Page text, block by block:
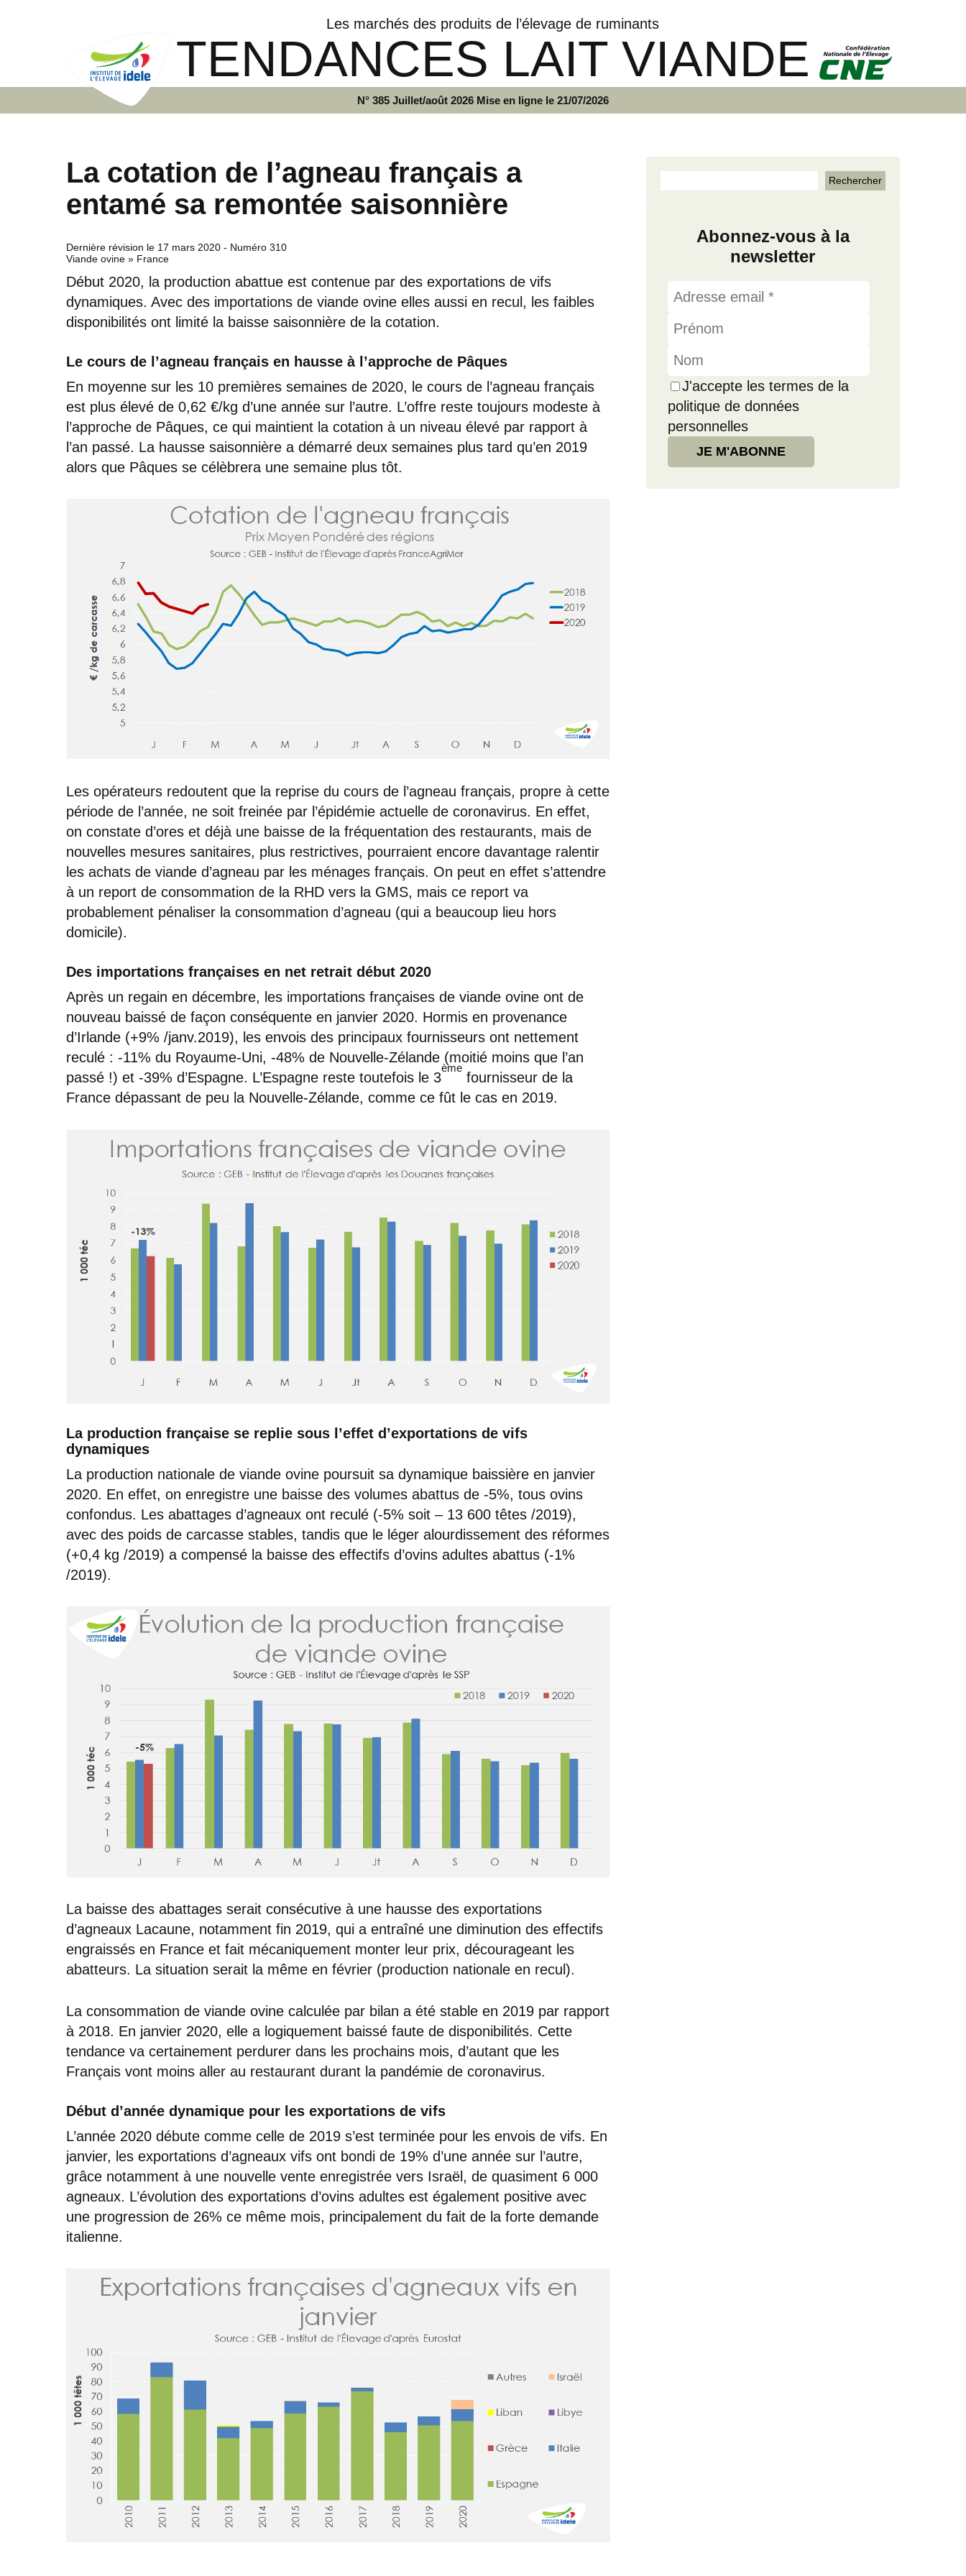
Les marchés des produits de l’élevage de ruminants
TENDANCES LAIT VIANDE
N° 385 Juillet/août 2026 Mise en ligne le 21/07/2026
La cotation de l’agneau français a
entamé sa remontée saisonnière
Dernière révision le 17 mars 2020 - Numéro 310
Viande ovine » France
Début 2020, la production abattue est contenue par des exportations de vifs
dynamiques. Avec des importations de viande ovine elles aussi en recul, les faibles
disponibilités ont limité la baisse saisonnière de la cotation.
Le cours de l’agneau français en hausse à l’approche de Pâques
En moyenne sur les 10 premières semaines de 2020, le cours de l’agneau français
est plus élevé de 0,62 €/kg d’une année sur l’autre. L’offre reste toujours modeste à
l’approche de Pâques, ce qui maintient la cotation à un niveau élevé par rapport à
l’an passé. La hausse saisonnière a démarré deux semaines plus tard qu’en 2019
alors que Pâques se célèbrera une semaine plus tôt.
Les opérateurs redoutent que la reprise du cours de l’agneau français, propre à cette
période de l’année, ne soit freinée par l’épidémie actuelle de coronavirus. En effet,
on constate d’ores et déjà une baisse de la fréquentation des restaurants, mais de
nouvelles mesures sanitaires, plus restrictives, pourraient encore davantage ralentir
les achats de viande d’agneau par les ménages français. On peut en effet s’attendre
à un report de consommation de la RHD vers la GMS, mais ce report va
probablement pénaliser la consommation d’agneau (qui a beaucoup lieu hors
domicile).
Des importations françaises en net retrait début 2020
Après un regain en décembre, les importations françaises de viande ovine ont de
nouveau baissé de façon conséquente en janvier 2020. Hormis en provenance
d’Irlande (+9% /janv.2019), les envois des principaux fournisseurs ont nettement
reculé : -11% du Royaume-Uni, -48% de Nouvelle-Zélande (moitié moins que l’an
passé !) et -39% d’Espagne. L’Espagne reste toutefois le 3
ème
fournisseur de la
France dépassant de peu la Nouvelle-Zélande, comme ce fût le cas en 2019.
La production française se replie sous l’effet d’exportations de vifs
dynamiques
La production nationale de viande ovine poursuit sa dynamique baissière en janvier
2020. En effet, on enregistre une baisse des volumes abattus de -5%, tous ovins
confondus. Les abattages d’agneaux ont reculé (-5% soit – 13 600 têtes /2019),
avec des poids de carcasse stables, tandis que le léger alourdissement des réformes
(+0,4 kg /2019) a compensé la baisse des effectifs d’ovins adultes abattus (-1%
/2019).
La baisse des abattages serait consécutive à une hausse des exportations
d’agneaux Lacaune, notamment fin 2019, qui a entraîné une diminution des effectifs
engraissés en France et fait mécaniquement monter leur prix, décourageant les
abatteurs. La situation serait la même en février (production nationale en recul).
La consommation de viande ovine calculée par bilan a été stable en 2019 par rapport
à 2018. En janvier 2020, elle a logiquement baissé faute de disponibilités. Cette
tendance va certainement perdurer dans les prochains mois, d’autant que les
Français vont moins aller au restaurant durant la pandémie de coronavirus.
Début d’année dynamique pour les exportations de vifs
L’année 2020 débute comme celle de 2019 s’est terminée pour les envois de vifs. En
janvier, les exportations d’agneaux vifs ont bondi de 19% d’une année sur l’autre,
grâce notamment à une nouvelle vente enregistrée vers Israël, de quasiment 6 000
agneaux. L’évolution des exportations d’ovins adultes est également positive avec
une progression de 26% ce même mois, principalement du fait de la forte demande
italienne.
Abonnez-vous à la
newsletter
J'accepte les termes de la
politique de données
personnelles